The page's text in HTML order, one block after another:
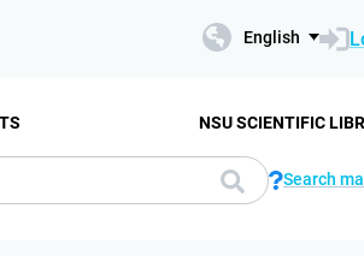
English
NSU SCIENTIFIC
Search